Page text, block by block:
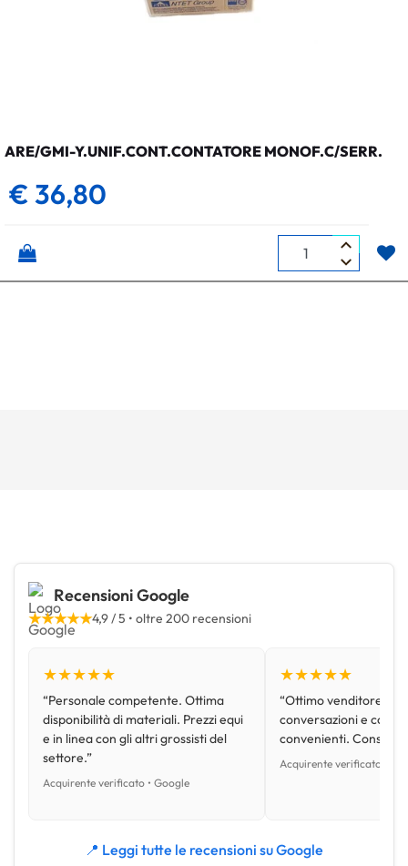
ARE/GMI-Y.UNIF.CONT.CONTATORE MONOF.C/SERR.
€ 36,80
Quantità
Recensioni Google
★★★★★4,9 / 5 • oltre 200 recensioni
★★★★★
“Personale competente. Ottima
disponibilità di materiali. Prezzi equi
e in linea con gli altri grossisti del
settore.”
Acquirente verificato • Google
★★★★★
“Ottimo venditore,
conversazioni e con
convenienti.
Acquirente verificato •
📍 Leggi tutte le recensioni su Google